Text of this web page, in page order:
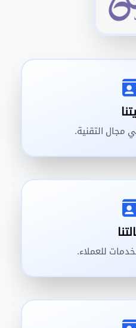
مجال التقنية.
للعملاء.